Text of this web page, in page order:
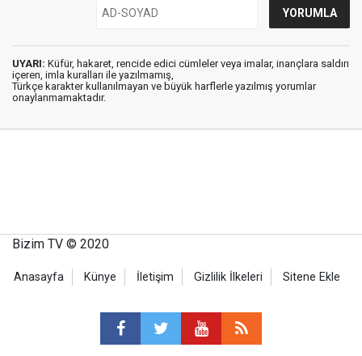
UYARI: Küfür, hakaret, rencide edici cümleler veya imalar, inançlara saldırı
içeren, imla kuralları ile yazılmamış,
Türkçe karakter kullanılmayan ve büyük harflerle yazılmış yorumlar
onaylanmamaktadır.
Bizim TV © 2020
Anasayfa Künye İletişim Gizlilik İlkeleri Sitene Ekle